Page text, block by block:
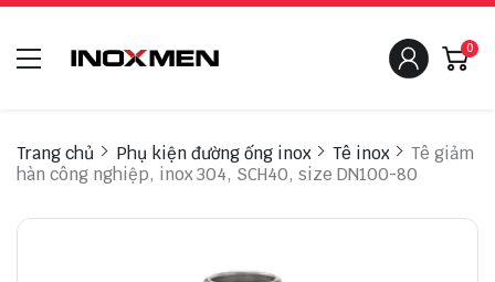
0
Trang chủ Phụ kiện đường ống inox Tê inox
Tê giảm
hàn công nghiệp, inox 304, SCH40, size DN100-80